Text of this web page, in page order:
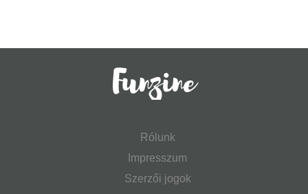
Rólunk
Impresszum
Szerzői jogok